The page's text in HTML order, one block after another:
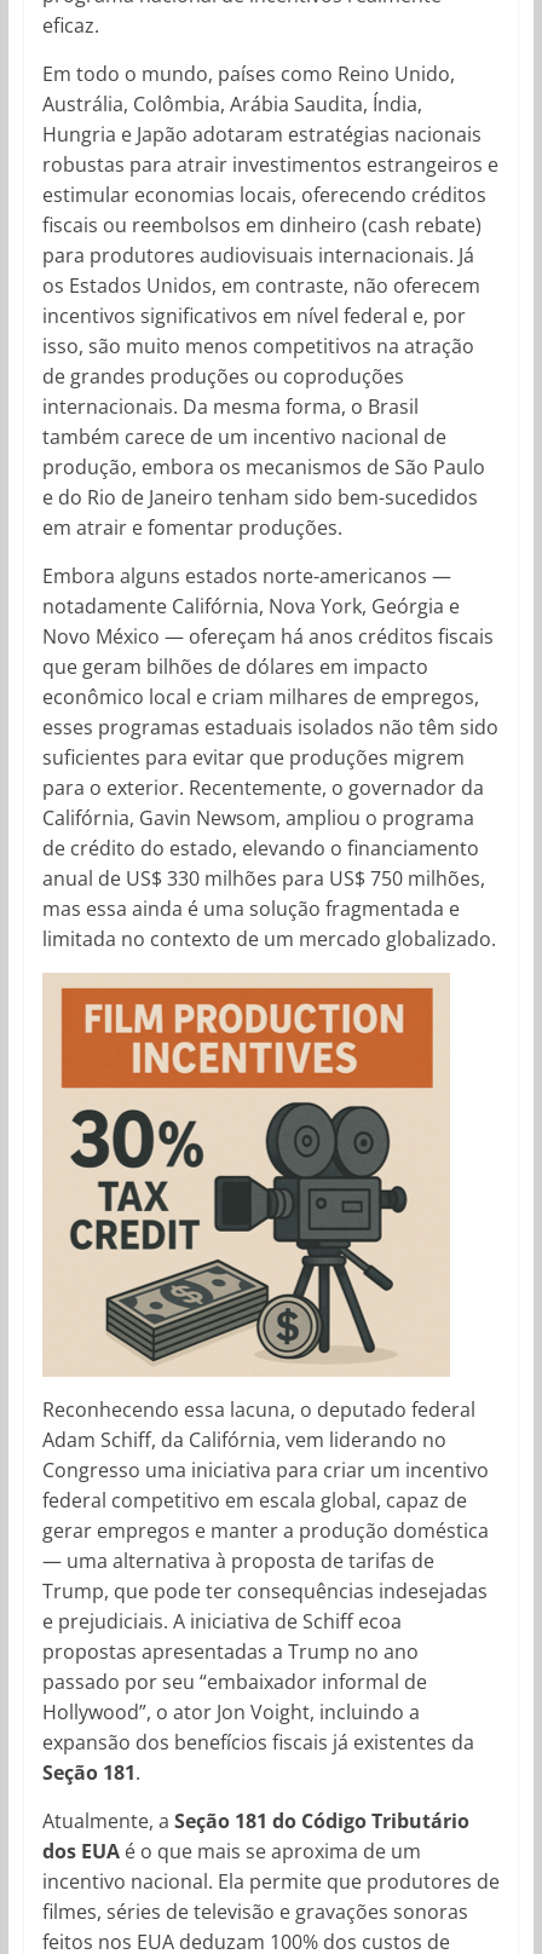
eficaz.
Em todo o mundo, países como Reino Unido,
Austrália, Colômbia, Arábia Saudita, Índia,
Hungria e Japão adotaram estratégias nacionais
robustas para atrair investimentos estrangeiros e
estimular economias locais, oferecendo créditos
fiscais ou reembolsos em dinheiro (cash rebate)
para produtores audiovisuais internacionais. Já
os Estados Unidos, em contraste, não oferecem
incentivos significativos em nível federal e, por
isso, são muito menos competitivos na atração
de grandes produções ou coproduções
internacionais. Da mesma forma, o Brasil
também carece de um incentivo nacional de
produção, embora os mecanismos de São Paulo
e do Rio de Janeiro tenham sido bem-sucedidos
em atrair e fomentar produções.
Embora alguns estados norte-americanos —
notadamente Califórnia, Nova York, Geórgia e
Novo México — ofereçam há anos créditos fiscais
que geram bilhões de dólares em impacto
econômico local e criam milhares de empregos,
esses programas estaduais isolados não têm sido
suficientes para evitar que produções migrem
para o exterior. Recentemente, o governador da
Califórnia, Gavin Newsom, ampliou o programa
de crédito do estado, elevando o financiamento
anual de US$ 330 milhões para US$ 750 milhões,
mas essa ainda é uma solução fragmentada e
limitada no contexto de um mercado globalizado.
Reconhecendo essa lacuna, o deputado federal
Adam Schiff, da Califórnia, vem liderando no
Congresso uma iniciativa para criar um incentivo
federal competitivo em escala global, capaz de
gerar empregos e manter a produção doméstica
— uma alternativa à proposta de tarifas de
Trump, que pode ter consequências indesejadas
e prejudiciais. A iniciativa de Schiff ecoa
propostas apresentadas a Trump no ano
passado por seu “embaixador informal de
Hollywood”, o ator Jon Voight, incluindo a
expansão dos benefícios fiscais já existentes da
Seção 181.
Atualmente, a Seção 181 do Código Tributário
dos EUAé o que mais se aproxima de um
incentivo nacional. Ela permite que produtores de
filmes, séries de televisão e gravações sonoras
feitos nos EUA deduzam 100% dos custos de